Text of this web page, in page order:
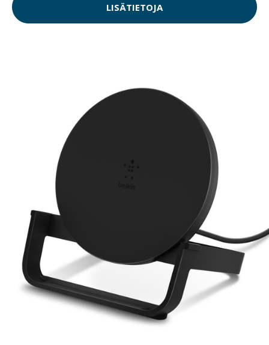
LISÄTIETOJA